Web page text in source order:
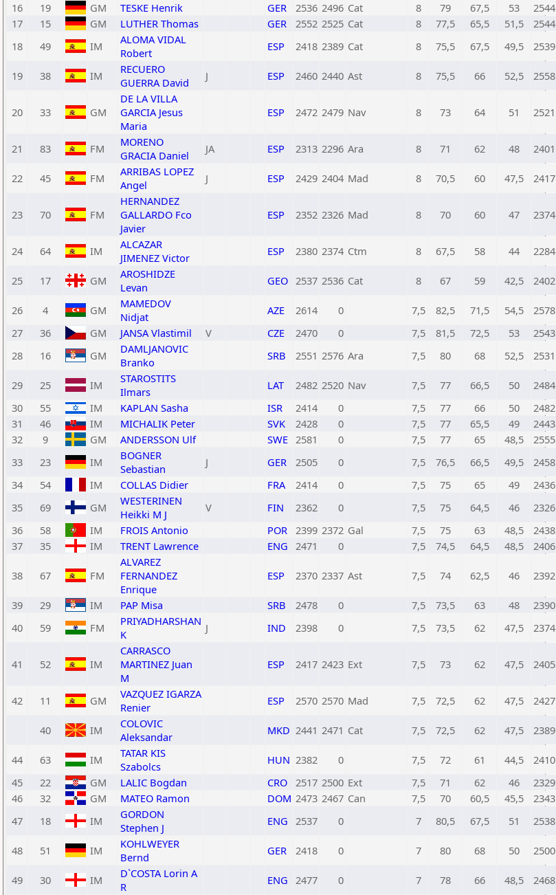
16
19 GM TESKE Henrik GER 2536 2496 Cat 8 79 67,5 53 2544
17
15 GM LUTHER Thomas GER 2552 2525 Cat 8 77,5 65,5 51,5 2544
18
49 IM
ALOMA VIDAL
Robert
ESP 2418 2389 Cat 8 75,5 67,5 49,5 2539
19 38 IM
RECUERO
GUERRA David
J ESP 2460 2440 Ast 8 75,5 66 52,5 2558
20 33 GM
DE LA VILLA
GARCIA Jesus
Maria
ESP 2472 2479 Nav 8 73 64 51 2521
21 83 FM
MORENO
GRACIA Daniel
JA ESP 2313 2296 Ara 8 71 62 48 2401
22 45 FM
ARRIBAS LOPEZ
Angel
J ESP 2429 2404 Mad 8 70,5 60 47,5 2417
23 70 FM
HERNANDEZ
GALLARDO Fco
Javier
ESP 2352 2326 Mad 8 70 60 47 2374
24 64 IM
ALCAZAR
JIMENEZ Victor
ESP 2380 2374 Ctm 8 67,5 58 44 2284
25 17 GM
AROSHIDZE
Levan
GEO 2537 2536 Cat 8 67 59 42,5 2402
26 4 GM
MAMEDOV
Nidjat
AZE 2614 0 7,5 82,5 71,5 54,5 2578
27
36 GM JANSA Vlastimil V CZE 2470 0 7,5 81,5 72,5 53 2543
28
16 GM
DAMLJANOVIC
Branko
SRB 2551 2576 Ara 7,5 80 68 52,5 2531
29 25 IM
STAROSTITS
Ilmars
LAT 2482 2520 Nav 7,5 77 66,5 50 2484
30
55 IM KAPLAN Sasha ISR 2414 0 7,5 77 66 50 2482
31
46 IM MICHALIK Peter SVK 2428 0 7,5 77 65,5 49 2443
32
9 GM ANDERSSON Ulf SWE 2581 0 7,5 77 65 48,5 2555
33
23 IM
BOGNER
Sebastian
J GER 2505 0 7,5 76,5 66,5 49,5 2458
34
54 IM COLLAS Didier FRA 2414 0 7,5 75 65 49 2436
35
69 GM
WESTERINEN
Heikki M J
V FIN 2362 0 7,5 75 64,5 46 2326
36
58 IM FROIS Antonio POR 2399 2372 Gal 7,5 75 63 48,5 2438
37
35 IM TRENT Lawrence ENG 2471 0 7,5 74,5 64,5 48,5 2406
38 67 FM
ALVAREZ
FERNANDEZ
Enrique
ESP 2370 2337 Ast 7,5 74 62,5 46 2392
39 29 IM PAP Misa SRB 2478 0 7,5 73,5 63 48 2390
40
59 FM
PRIYADHARSHAN
K
J IND 2398 0 7,5 73,5 62 47,5 2374
41 52 IM
CARRASCO
MARTINEZ Juan
M
ESP 2417 2423 Ext 7,5 73 62 47,5 2405
42 11 GM
VAZQUEZ IGARZA
Renier
ESP 2570 2570 Mad 7,5 72,5 62 47,5 2427
40 IM
COLOVIC
Aleksandar
MKD 2441 2471 Cat 7,5 72,5 62 47,5 2389
44 63 IM
TATAR KIS
Szabolcs
HUN 2382 0 7,5 72 61 44,5 2410
45
22 GM LALIC Bogdan CRO 2517 2500 Ext 7,5 71 62 46 2329
46
32 GM MATEO Ramon DOM 2473 2467 Can 7,5 70 60,5 45,5 2343
47
18 IM
GORDON
Stephen J
ENG 2537 0 7 80,5 67,5 51 2538
48 51 IM
KOHLWEYER
Bernd
GER 2418 0 7 80 68 50 2500
49 30 IM
D`COSTA Lorin A
R
ENG 2477 0 7 78 66 48,5 2468